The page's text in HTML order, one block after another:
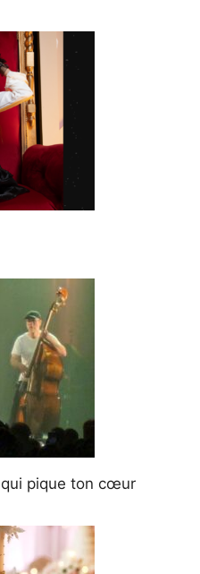
qui pique ton cœur